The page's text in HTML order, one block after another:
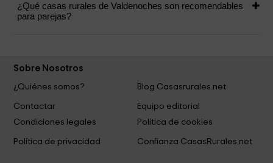
¿Qué casas rurales de Valdenoches son recomendables
para parejas?
Sobre Nosotros
¿Quiénes somos?
Blog Casasrurales.net
Contactar
Equipo editorial
Condiciones legales
Política de cookies
Política de privacidad Confianza CasasRurales.net